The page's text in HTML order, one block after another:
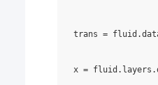
trans = fluid .
x = fluid . layers .